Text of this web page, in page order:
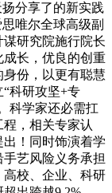
分享了的新实践
唯尔全球高级副
研究院施行院长
长，优良的创重
份，以更有聪慧
科研攻坚+专
科学家还必需扛
，相关专家认
！同时饰演着学
艺风险义务承担
校、企业、科研